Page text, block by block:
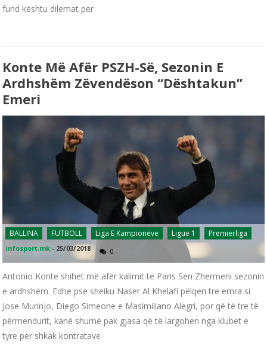
fund kështu dilemat për
Konte Më Afër PSZH-Së, Sezonin E
Ardhshëm Zëvendëson “dështakun”
Emeri
BALLINA FUTBOLL Liga E Kampionëve Ligue 1 Premierliga
infosport.mk - 25/03/2018 0
Antonio Konte shihet më afër kalimit te Paris Sen Zhermeni sezonin
e ardhshëm. Edhe pse sheiku Naser Al Khelafi pëlqen tre emra si
Jose Murinjo, Diego Simeone e Masimiliano Alegri, por që të tre të
përmendurit, kanë shumë pak gjasa që të largohen nga klubet e
tyre për shkak kontratave